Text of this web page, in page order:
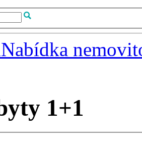
Nabídka
1+1